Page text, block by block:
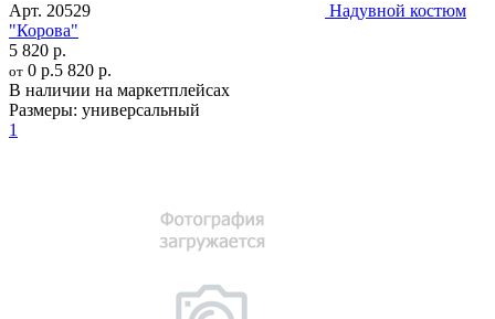
Арт. 20529
Надувной костюм
"Корова"
5 820 р.
от 0 р.5 820 р.
В наличии на маркетплейсах
Размеры: универсальный
1